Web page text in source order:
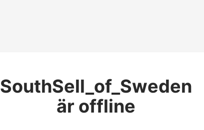
SouthSell_of_Sweden
är offline